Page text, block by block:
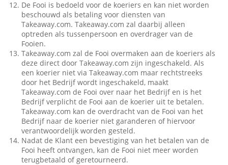
De Fooi is bedoeld voor de koeriers en kan niet worden
beschouwd als betaling voor diensten van
Takeaway.com. Takeaway.com zal daarbij alleen
optreden als tussenpersoon en overdrager van de
Fooien.
Takeaway.com zal de Fooi overmaken aan de koeriers als
deze direct door Takeaway.com zijn ingeschakeld. Als
een koerier niet via Takeaway.com maar rechtstreeks
door het Bedrijf wordt ingeschakeld, maakt
Takeaway.com de Fooi over naar het Bedrijf en is het
Bedrijf verplicht de Fooi aan de koerier uit te betalen.
Takeaway.com kan de overdracht van de Fooi van het
Bedrijf naar de koerier niet garanderen of hiervoor
verantwoordelijk worden gesteld.
Nadat de Klant een bevestiging van het betalen van de
Fooi heeft ontvangen, kan de Fooi niet meer worden
terugbetaald of geretourneerd.